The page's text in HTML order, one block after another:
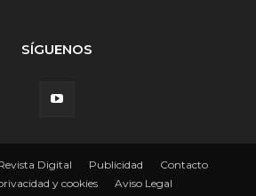
SÍGUENOS
Digital Publicidad
Contacto
y cookies
Aviso Legal